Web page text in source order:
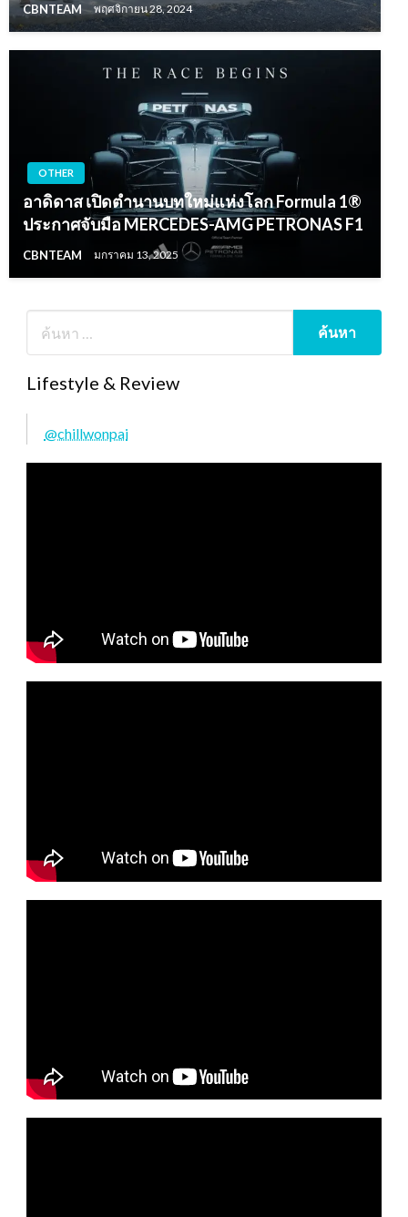
CBNTEAM พฤศจิกายน 28, 2024
OTHER
อาดิดาส เปิดตำนานบทใหม่แห่งโลก Formula 1®
ประกาศจับมือ MERCEDES-AMG PETRONAS F1
CBNTEAM มกราคม 13, 2025
Lifestyle & Review
@chillwonpai